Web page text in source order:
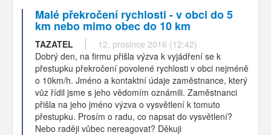
Malé překročení rychlosti - v obci do 5
km nebo mimo obec do 10 km
TAZATEL
12. prosince 2016 (12:42)
Dobrý den, na firmu přišla výzva k vyjádření se k
přestupku překročení povolené rychlosti v obci nejméně
o 10km/h. Jméno a kontaktní údaje zaměstnance, který
vůz řídil jsme s jeho vědomím oznámili. Zaměstnanci
přišla na jeho jméno výzva o vysvětlení k tomuto
přestupku. Prosím o radu, co napsat do vysvětlení?
Nebo raději vůbec nereagovat? Děkuji